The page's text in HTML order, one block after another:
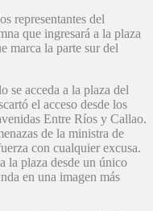
representantes del
que ingresará a la plaza
marca la parte sur del
se acceda a la plaza del
el acceso desde los
Entre Ríos y Callao.
de la ministra de
con cualquier excusa.
la plaza desde un único
en una imagen más